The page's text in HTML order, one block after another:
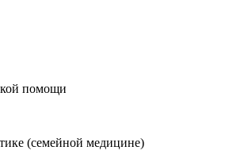
помощи
(семейной медицине)